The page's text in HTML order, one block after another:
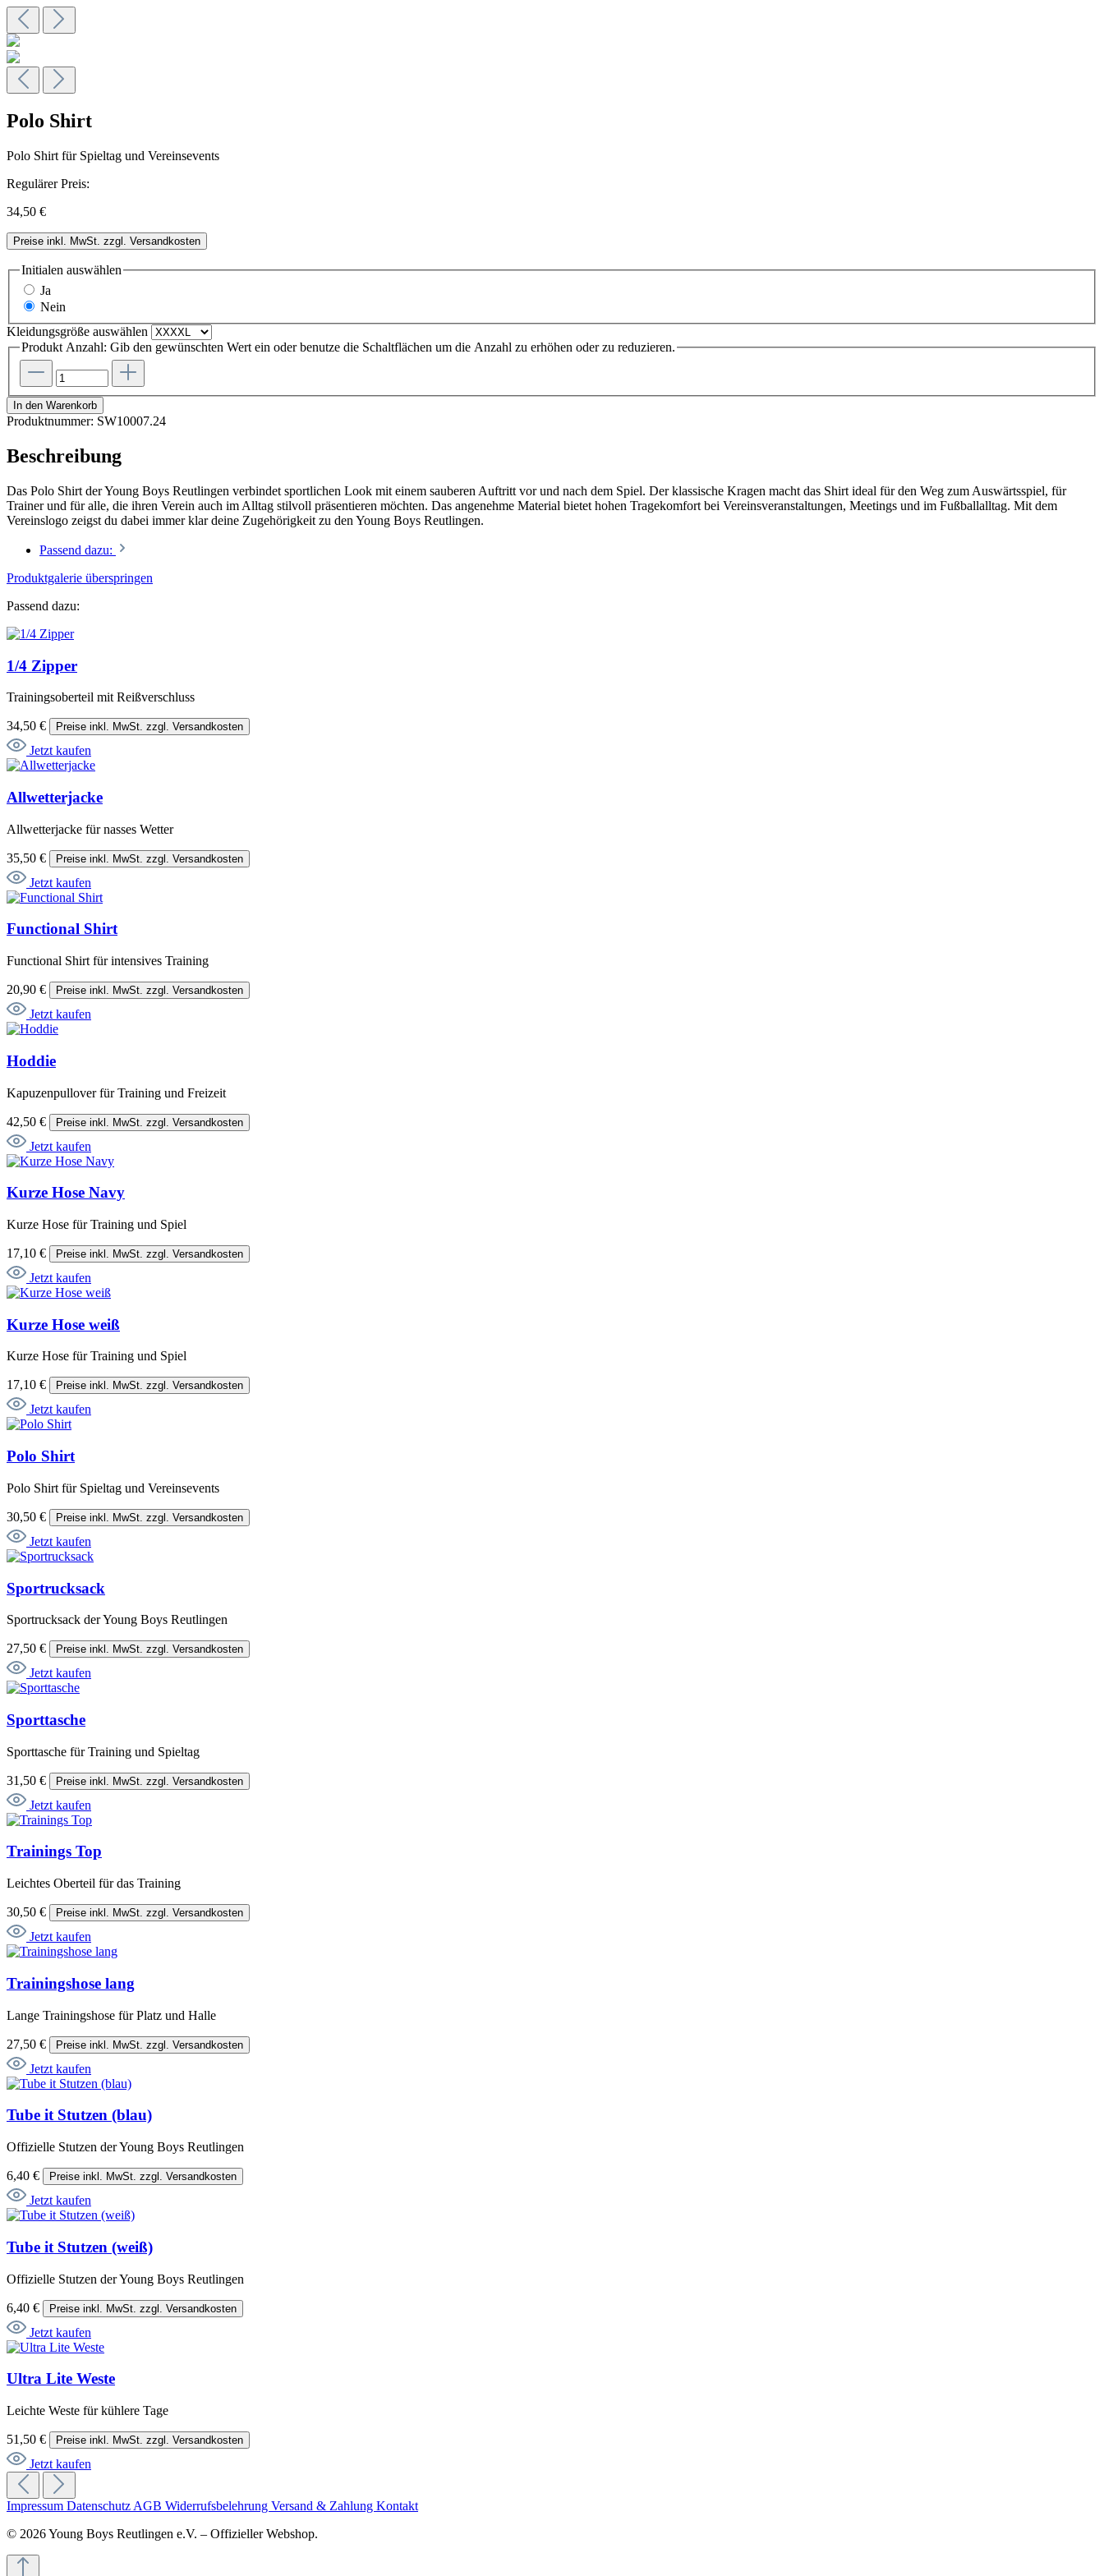
Polo Shirt
Polo Shirt für Spieltag und Vereinsevents
Regulärer Preis:
34,50 €
Preise inkl. MwSt. zzgl. Versandkosten
Initialen auswählen
Ja
Nein
Kleidungsgröße auswählen
Produkt Anzahl: Gib den gewünschten Wert ein oder benutze die Schaltflächen um die Anzahl zu erhöhen oder zu reduzieren.
In den Warenkorb
Produktnummer: SW10007.24
Beschreibung
Das Polo Shirt der Young Boys Reutlingen verbindet sportlichen Look mit einem sauberen Auftritt vor und nach dem Spiel. Der klassische Kragen macht das Shirt ideal für den Weg zum Auswärtsspiel, für
Trainer und für alle, die ihren Verein auch im Alltag stilvoll präsentieren möchten. Das angenehme Material bietet hohen Tragekomfort bei Vereinsveranstaltungen, Meetings und im Fußballalltag. Mit dem
Vereinslogo zeigst du dabei immer klar deine Zugehörigkeit zu den Young Boys Reutlingen.
Passend dazu:
Produktgalerie überspringen
Passend dazu:
1/4 Zipper
Trainingsoberteil mit Reißverschluss
34,50 € Preise inkl. MwSt. zzgl. Versandkosten
Jetzt kaufen
Allwetterjacke
Allwetterjacke für nasses Wetter
35,50 € Preise inkl. MwSt. zzgl. Versandkosten
Jetzt kaufen
Functional Shirt
Functional Shirt für intensives Training
20,90 € Preise inkl. MwSt. zzgl. Versandkosten
Jetzt kaufen
Hoddie
Kapuzenpullover für Training und Freizeit
42,50 € Preise inkl. MwSt. zzgl. Versandkosten
Jetzt kaufen
Kurze Hose Navy
Kurze Hose für Training und Spiel
17,10 € Preise inkl. MwSt. zzgl. Versandkosten
Jetzt kaufen
Kurze Hose weiß
Kurze Hose für Training und Spiel
17,10 € Preise inkl. MwSt. zzgl. Versandkosten
Jetzt kaufen
Polo Shirt
Polo Shirt für Spieltag und Vereinsevents
30,50 € Preise inkl. MwSt. zzgl. Versandkosten
Jetzt kaufen
Sportrucksack
Sportrucksack der Young Boys Reutlingen
27,50 € Preise inkl. MwSt. zzgl. Versandkosten
Jetzt kaufen
Sporttasche
Sporttasche für Training und Spieltag
31,50 € Preise inkl. MwSt. zzgl. Versandkosten
Jetzt kaufen
Trainings Top
Leichtes Oberteil für das Training
30,50 € Preise inkl. MwSt. zzgl. Versandkosten
Jetzt kaufen
Trainingshose lang
Lange Trainingshose für Platz und Halle
27,50 € Preise inkl. MwSt. zzgl. Versandkosten
Jetzt kaufen
Tube it Stutzen (blau)
Offizielle Stutzen der Young Boys Reutlingen
6,40 € Preise inkl. MwSt. zzgl. Versandkosten
Jetzt kaufen
Tube it Stutzen (weiß)
Offizielle Stutzen der Young Boys Reutlingen
6,40 € Preise inkl. MwSt. zzgl. Versandkosten
Jetzt kaufen
Ultra Lite Weste
Leichte Weste für kühlere Tage
51,50 € Preise inkl. MwSt. zzgl. Versandkosten
Jetzt kaufen
Impressum Datenschutz AGB Widerrufsbelehrung Versand & Zahlung Kontakt
© 2026 Young Boys Reutlingen e.V. – Offizieller Webshop.